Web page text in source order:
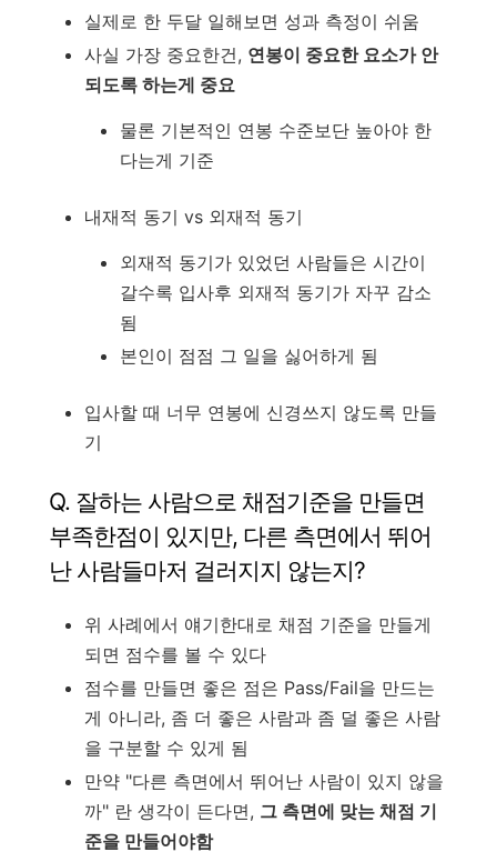
실제로 한 두달 일해보면 성과 측정이 쉬움
사실 가장 중요한건, 연봉이 중요한 요소가 안
되도록 하는게 중요
물론 기본적인 연봉 수준보단 높아야 한
다는게 기준
내재적 동기 vs 외재적 동기
외재적 동기가 있었던 사람들은 시간이
갈수록 입사후 외재적 동기가 자꾸 감소
됨
본인이 점점 그 일을 싫어하게 됨
입사할 때 너무 연봉에 신경쓰지 않도록 만들
기
Q. 잘하는 사람으로 채점기준을 만들면
부족한점이 있지만, 다른 측면에서 뛰어
난 사람들마저 걸러지지 않는지?
위 사례에서 얘기한대로 채점 기준을 만들게
되면 점수를 볼 수 있다
점수를 만들면 좋은 점은 Pass/Fail을 만드는
게 아니라, 좀 더 좋은 사람과 좀 덜 좋은 사람
을 구분할 수 있게 됨
만약 "다른 측면에서 뛰어난 사람이 있지 않을
까" 란 생각이 든다면, 그 측면에 맞는 채점 기
준을 만들어야함